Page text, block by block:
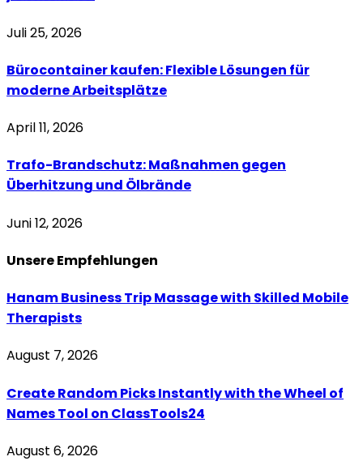
Juli 25, 2026
Bürocontainer kaufen: Flexible Lösungen für
moderne Arbeitsplätze
April 11, 2026
Trafo-Brandschutz: Maßnahmen gegen
Überhitzung und Ölbrände
Juni 12, 2026
UnsereEmpfehlungen
Hanam Business Trip Massage with Skilled Mobile
Therapists
August 7, 2026
Create Random Picks Instantly with the Wheel of
Names Tool on ClassTools24
August 6, 2026